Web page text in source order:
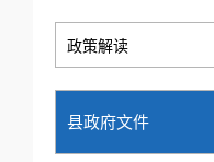
政策解读
县政府文件